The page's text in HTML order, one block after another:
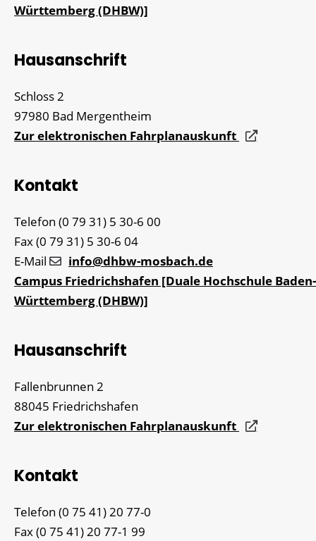
Württemberg (DHBW)]
Hausanschrift
Schloss 2
97980 Bad Mergentheim
Zur elektronischen Fahrplanauskunft
Kontakt
Telefon (0 79 31) 5 30-6 00
Fax(0 79 31) 5 30-6 04
E-Mail
info@dhbw-mosbach.de
Campus Friedrichshafen [Duale Hochschule Baden-
Württemberg (DHBW)]
Hausanschrift
Fallenbrunnen 2
88045 Friedrichshafen
Zur elektronischen Fahrplanauskunft
Kontakt
Telefon (0 75 41) 20 77-0
Fax(0 75 41) 20 77-1 99